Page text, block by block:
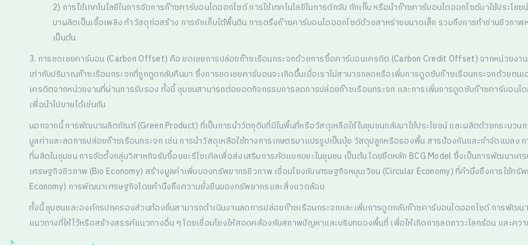
2) การใช้เทคโนโลยีในการจัดการก๊าซคาร์บอนไดออกไซด์ การใช้เทคโนโลยีในการดักจับ กักเก็บ หรือนำก๊าซคาร์บอนไดออกไซด์มาใช้ประ
มาผลิตเป็นเชื้อเพลิง ทำวัสดุก่อสร้าง การกักเก็บใต้พื้นดิน การตรึงก๊าซคาร์บอนไดออกไซด์ด้วยสาหร่ายขนาดเล็ก รวมถึงการทำถ่านชีวภา
เป็นต้น
3. การชดเชยคาร์บอน (Carbon Offset) คือ ชดเชยการปล่อยก๊าซเรือนกระจกด้วยการซื้อคาร์บอนเครดิต (Carbon Credit Offset) จากหน่วยง
เท่ากับปริมาณก๊าซเรือนกระจกที่ถูกดูดกลับคืนมา ซึ่งการชดเชยคาร์บอนจะเกิดขึ้นเมื่อเราไม่สามารถลดหรือเพิ่มการดูดซับก๊าซเรือนกระจกด้วยต
เครดิตจากหน่วยงานที่ผ่านการรับรอง ทั้งนี้ ชุมชนสามารถต่อยอดกิจกรรมการลดการปล่อยก๊าซเรือนกระจก และการเพิ่มการดูดซับก๊าซคาร์บอน
เพื่อนำไปขายได้เช่นกัน
นอกจากนี้ การพัฒนาผลิตภัณฑ์ (Green Product) ที่เป็นการนำวัตถุดิบที่มีในพื้นที่หรือวัสดุเหลือใช้ในชุมชนกลับมาใช้ประโยชน์ และผลิตด้วยกระบว
มูลค่าและลดการปล่อยก๊าซเรือนกระจก เช่น การนำวัสดุเหลือใช้ทางการเกษตรมาแปรรูปเป็นปุ๋ย วัสดุปลูกหรือรองพื้น สารป้องกันและกำจัดแมล
ที่ผลิตในชุมชน การจัดตั้งกลุ่มวิสาหกิจรับซื้อขยะรีไซเคิลเพื่อส่งเสริมการคัดแยกขยะในชุมชน เป็นต้น โดยยึดหลัก BCG Model ซึ่งเป็นการพัฒนา
เศรษฐกิจชีวภาพ (Bio Economy) สร้างมูลค่าเพิ่มของทรัพยากรชีวภาพ เชื่อมโยงกับเศรษฐกิจหมุนเวียน (Circular Economy) ที่คำนึงถึงการใช้ท
Economy) การพัฒนาเศรษฐกิจโดยคำนึงถึงความยั่งยืนของทรัพยากรและสิ่งแวดล้อม
ทั้งนี้ ชุมชนและองค์กรปกครองส่วนท้องถิ่นสามารถดำเนินงานลดการปล่อยก๊าซเรือนกระจกและเพิ่มการดูดกลับก๊าซคาร์บอนไดออกไซด์ การพั
แนวทางที่ให้ไว้หรือสร้างสรรค์แนวทางอื่น ๆ โดยเชื่อมโยงให้สอดคล้องกับสภาพปัญหาและบริบทของพื้นที่ เพื่อให้เกิดการลดภาวะโลกร้อน และคว